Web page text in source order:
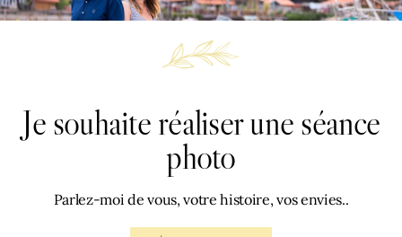
Je souhaite réaliser une séance
photo
Parlez-moi de vous, votre histoire, vos envies..